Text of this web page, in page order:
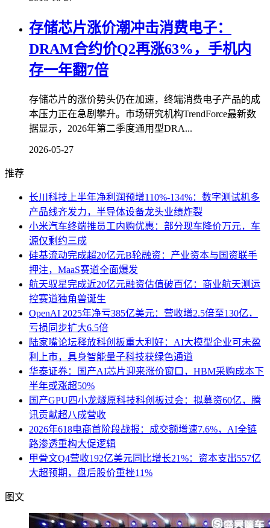
存储芯片涨价潮冲击消费电子：
DRAM合约价Q2再涨63%，手机内
存一年翻7倍
存储芯片的涨价势头仍在加速，终端消费电子产品的成
本压力正在急剧攀升。市场研究机构TrendForce最新数
据显示，2026年第二季度通用型DRA...
2026-05-27
推荐
长川科技上半年净利润预增110%-134%：数字测试机多
产品线齐发力，半导体设备龙头业绩炸裂
小米汽车终端推员工内购优惠：部分现车降价万元，车
源仅剩约三成
硅基流动完成超20亿元B轮融资：产业资本与国资联手
押注，MaaS赛道全面爆发
航天驭星完成近20亿元融资估值破百亿：商业航天测运
控赛道独角兽诞生
OpenAI 2025年净亏385亿美元：营收增2.5倍至130亿，
亏损同步扩大6.5倍
陆家嘴论坛释放科创板重大利好：AI大模型企业可未盈
利上市，具身智能量子科技获绿色通道
华泰证券：国产AI芯片迎来涨价窗口，HBM采购成本下
半年或涨超50%
国产GPU四小龙燧原科技科创板过会：拟募资60亿，腾
讯贡献超八成营收
2026年618电商首阶段战报：成交额增速7.6%，AI全链
路渗透重构大促逻辑
甲骨文Q4营收192亿美元同比增长21%：资本支出557亿
大超预期，盘后股价重挫11%
图文